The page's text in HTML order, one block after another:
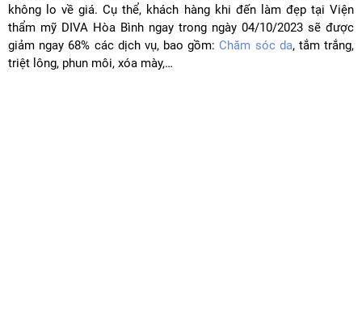
không lo về giá. Cụ thể, khách hàng khi đến làm đẹp tại Viện
thẩm mỹ DIVA Hòa Bình ngay trong ngày 04/10/2023 sẽ được
giảm ngay 68% các dịch vụ, bao gồm: Chăm sóc da, tắm trắng,
triệt lông, phun môi, xóa mày,…